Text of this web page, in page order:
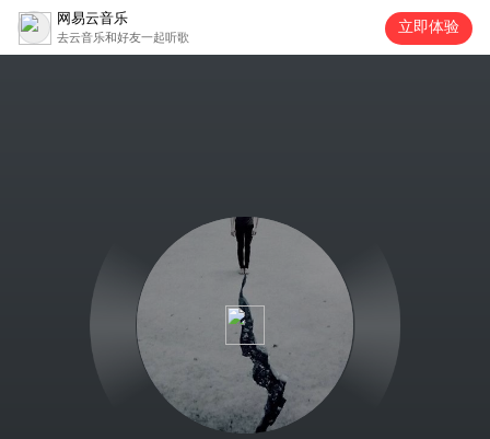
网易云音乐
去云音乐和好友一起听歌
立即体验